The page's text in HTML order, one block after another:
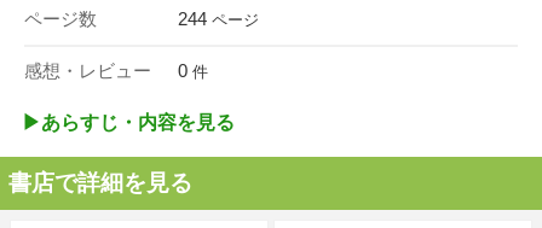
ページ数 244 ページ
感想・レビュー 0 件
▶︎あらすじ・内容を見る
書店で詳細を見る